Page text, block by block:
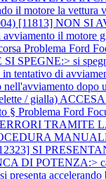
il motore la vettura
[11813] NON SI
il motore
Problema Ford
SPEGNE:> si
tentativo di
nell'avviamento dopo
/ gialla)
§ Problema Ford
TRAMITE
SI
DI POTENZA:>
presenta accelerando